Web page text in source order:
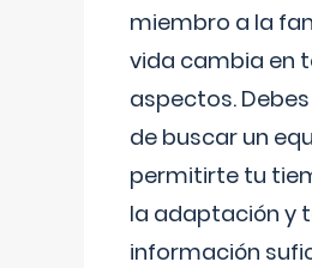
miembro a la
vida cambia en
aspectos.
de buscar un
permitirte tu
la adaptación y
información